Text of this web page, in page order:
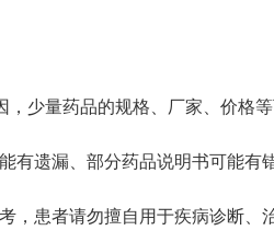
，少量药品的规格、厂家、价格
有遗漏、部分药品说明书可能有
，患者请勿擅自用于疾病诊断、